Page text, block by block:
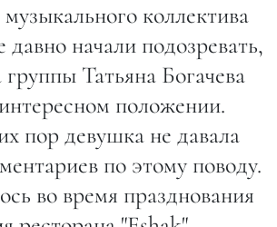
коллектива
начали подозревать,
группы Татьяна Богачева
положении.
пор девушка не давала
по этому поводу.
во время празднования